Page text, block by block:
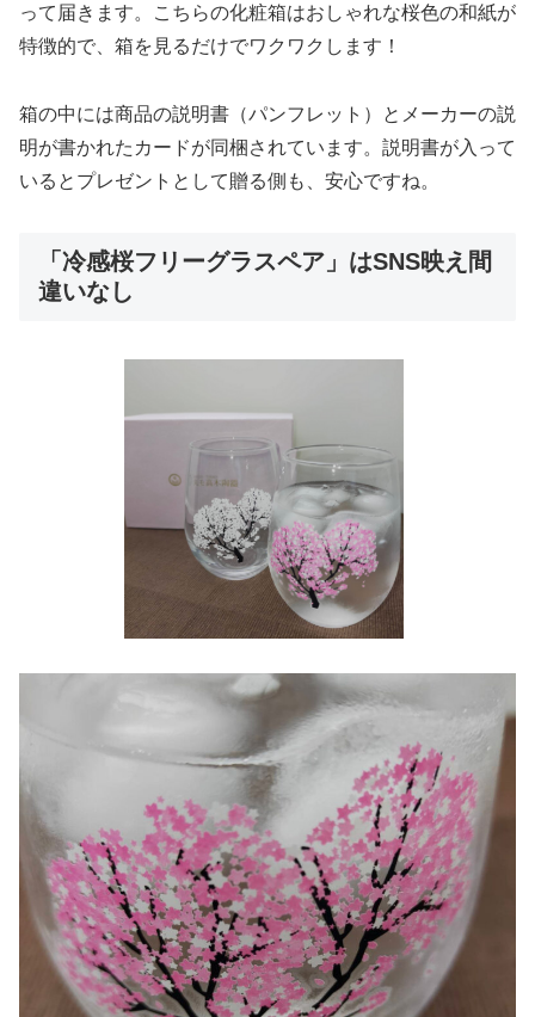
って届きます。こちらの化粧箱はおしゃれな桜色の和紙が
特徴的で、箱を見るだけでワクワクします！
箱の中には商品の説明書（パンフレット）とメーカーの説
明が書かれたカードが同梱されています。説明書が入って
いるとプレゼントとして贈る側も、安心ですね。
「冷感桜フリーグラスペア」はSNS映え間
違いなし